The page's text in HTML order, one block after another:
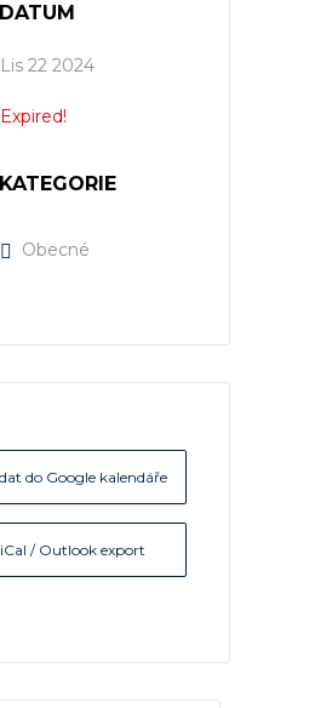
DATUM
Lis 22 2024
Expired!
KATEGORIE
Obecné
do Google kalendáře
/ Outlook export